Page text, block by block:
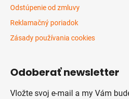
Odstúpenie od zmluvy
Reklamačný poriadok
Zásady používania cookies
Odoberať newsletter
Vložte svoj e-mail a my Vám